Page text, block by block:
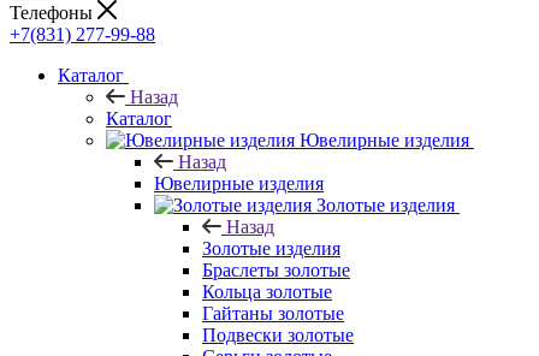
Телефоны
+7(831) 277-99-88
Каталог
Назад
Каталог
Ювелирные изделия
Назад
Ювелирные изделия
Золотые изделия
Назад
Золотые изделия
Браслеты золотые
Кольца золотые
Гайтаны золотые
Подвески золотые